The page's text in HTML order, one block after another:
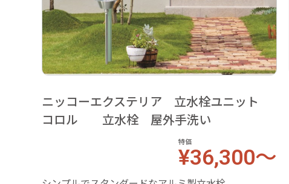
ニッコーエクステリア 立水栓ユニット
コロル 立水栓 屋外手洗い
特価
¥36,300～